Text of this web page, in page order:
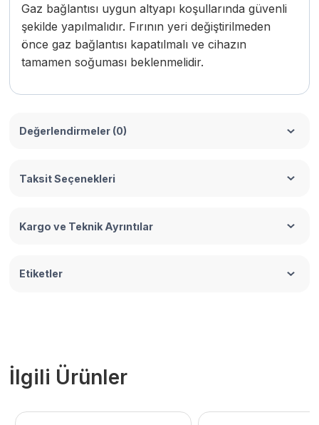
Gaz bağlantısı uygun altyapı koşullarında güvenli
şekilde yapılmalıdır. Fırının yeri değiştirilmeden
önce gaz bağlantısı kapatılmalı ve cihazın
tamamen soğuması beklenmelidir.
Değerlendirmeler (0)
Taksit Seçenekleri
Kargo ve Teknik Ayrıntılar
Etiketler
İlgili Ürünler